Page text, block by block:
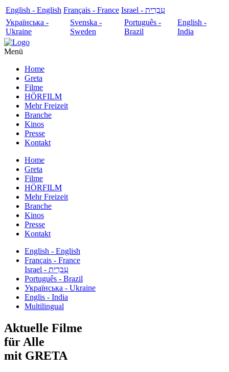
English - English Français - France
עִבְרִית - Israel
Українська -
Ukraine
Svenska -
Sweden
Português -
Brazil
English -
India
Menü
Home
Greta
Filme
HÖRFILM
Mehr Freizeit
Branche
Kinos
Presse
Kontakt
Home
Greta
Filme
HÖRFILM
Mehr Freizeit
Branche
Kinos
Presse
Kontakt
English - English
Français - France
עִבְרִית - Israel
Português - Brazil
Українська - Ukraine
Englis - India
Multilingual
Aktuelle Filme
für Alle
mit GRETA